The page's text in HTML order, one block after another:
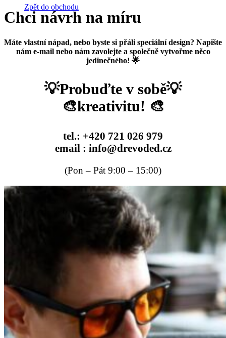
Zpět do obchodu
Chci návrh na míru
Máte vlastní nápad, nebo byste si přáli speciální design? Napište
nám e-mail nebo nám zavolejte a společně vytvořme něco
jedinečného! 🌟
💡Probuďte v sobě💡
🎨kreativitu! 🎨
tel.: +420 721 026 979
email : info@drevoded.cz
(Pon – Pát 9:00 – 15:00)